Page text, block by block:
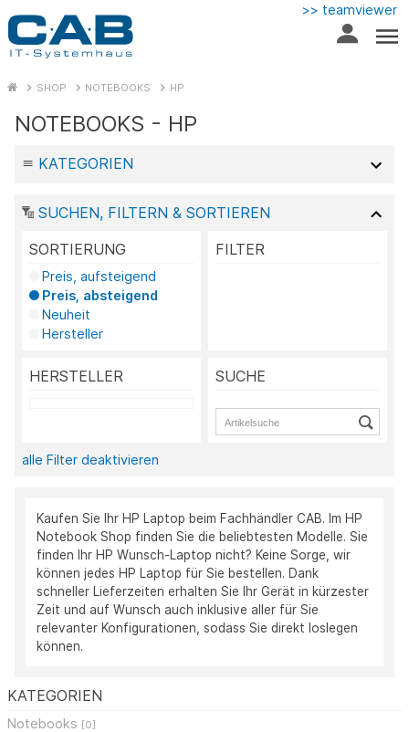
>> teamviewer
SHOP NOTEBOOKS HP
KATEGORIEN
Notebooks [0]
NOTEBOOKS - HP
KATEGORIEN
SUCHEN, FILTERN & SORTIEREN
SORTIERUNG
Preis, aufsteigend
Preis, absteigend
Neuheit
Hersteller
FILTER
HERSTELLER SUCHE
alle Filter deaktivieren
Kaufen Sie Ihr HP Laptop beim Fachhändler CAB. Im HP
Notebook Shop finden Sie die beliebtesten Modelle. Sie
finden Ihr HP Wunsch-Laptop nicht? Keine Sorge, wir
können jedes HP Laptop für Sie bestellen. Dank
schneller Lieferzeiten erhalten Sie Ihr Gerät in kürzester
Zeit und auf Wunsch auch inklusive aller für Sie
relevanter Konfigurationen, sodass Sie direkt loslegen
können.